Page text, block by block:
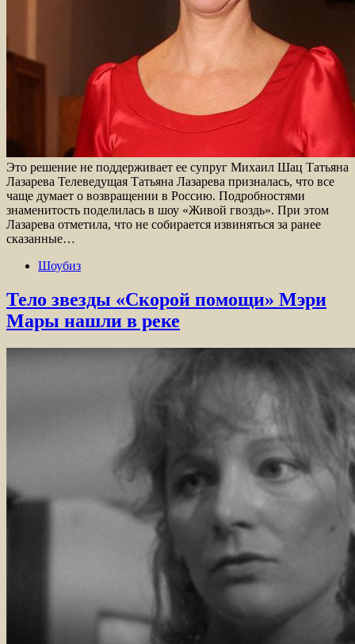
Это решение не поддерживает ее супруг Михаил Шац Татьяна
Лазарева Телеведущая Татьяна Лазарева призналась, что все
чаще думает о возвращении в Россию. Подробностями
знаменитость поделилась в шоу «Живой гвоздь». При этом
Лазарева отметила, что не собирается извиняться за ранее
сказанные…
Шоубиз
Тело звезды «Скорой помощи» Мэри
Мары нашли в реке